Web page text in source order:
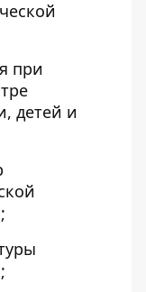
при
детей и